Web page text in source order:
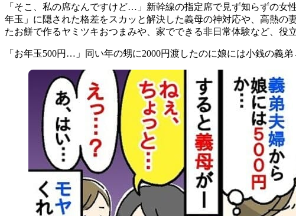
「そこ、私の席なんですけど…」新幹線の指定席で見ず知らずの
年玉」に隠された格差をスカッと解決した義母の神対応や、高熱の
たお餅で作るヤミツキおつまみや、家でできる非日常体験など、役
「お年玉500円…」同い年の甥に2000円渡したのに娘には小銭の